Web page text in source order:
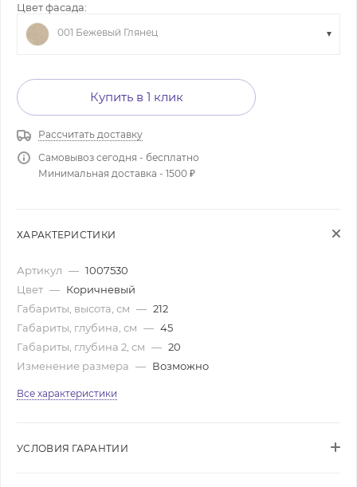
Цвет фасада:
001 Бежевый Глянец
Купить в 1 клик
Рассчитать доставку
Самовывоз сегодня - бесплатно
Минимальная доставка - 1500 ₽
ХАРАКТЕРИСТИКИ
Артикул — 1007530
Цвет — Коричневый
Габариты, высота, см — 212
Габариты, глубина, см — 45
Габариты, глубина 2, см — 20
Изменение размера — Возможно
Все характеристики
УСЛОВИЯ ГАРАНТИИ